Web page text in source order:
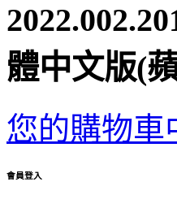
體中文版(
您的購物車
會員登入